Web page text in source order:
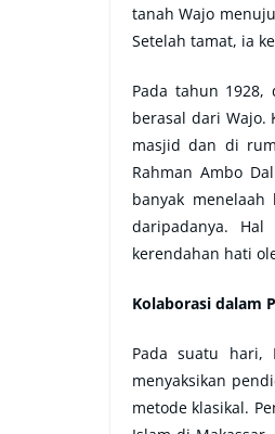
tanah Wajo
Setelah tamat, ia
Pada tahun 1928,
berasal dari Wajo.
masjid dan di
Rahman Ambo
banyak
daripadanya.
kerendahan hati
Kolaborasi dalam
Pada suatu hari,
menyaksikan
metode klasikal.